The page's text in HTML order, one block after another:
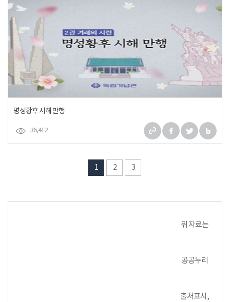
명성황후 시해 만행
36,412
1 2 3
위 자료는
공공누리
출처표시,